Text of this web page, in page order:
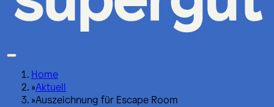
Home
»Aktuell
»Auszeichnung für Escape Room